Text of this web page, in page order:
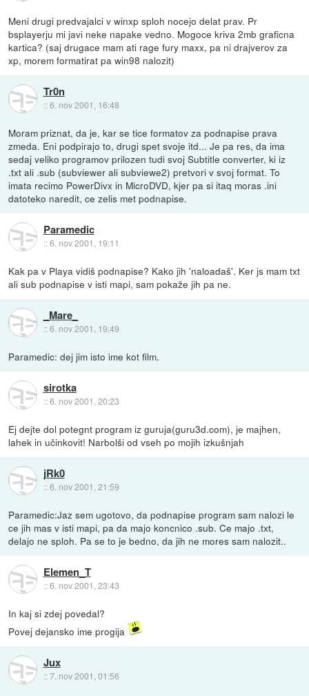
Meni drugi predvajalci v winxp sploh nocejo delat prav. Pr
bsplayerju mi javi neke napake vedno. Mogoce kriva 2mb graficna
kartica? (saj drugace mam ati rage fury maxx, pa ni drajverov za
xp, morem formatirat pa win98 nalozit)
Tr0n
::6. nov 2001, 16:48
Moram priznat, da je, kar se tice formatov za podnapise prava
zmeda. Eni podpirajo to, drugi spet svoje itd... Je pa res, da ima
sedaj veliko programov prilozen tudi svoj Subtitle converter, ki iz
.txt ali .sub (subviewer ali subviewe2) pretvori v svoj format. To
imata recimo PowerDivx in MicroDVD, kjer pa si itaq moras .ini
datoteko naredit, ce zelis met podnapise.
Paramedic
::6. nov 2001, 19:11
Kak pa v Playa vidiš podnapise? Kako jih 'naloadaš'. Ker js mam txt
ali sub podnapise v isti mapi, sam pokaže jih pa ne.
_Mare_
::6. nov 2001, 19:49
Paramedic: dej jim isto ime kot film.
sirotka
::6. nov 2001, 20:23
Ej dejte dol potegnt program iz guruja(guru3d.com), je majhen,
lahek in učinkovit! Narbolši od vseh po mojih izkušnjah
jRk0
::6. nov 2001, 21:59
Paramedic:Jaz sem ugotovo, da podnapise program sam nalozi le
ce jih mas v isti mapi, pa da majo koncnico .sub. Ce majo .txt,
delajo ne sploh. Pa se to je bedno, da jih ne mores sam nalozit..
Elemen_T
::6. nov 2001, 23:43
In kaj si zdej povedal?
Povej dejansko ime progija
Jux
::7. nov 2001, 01:56